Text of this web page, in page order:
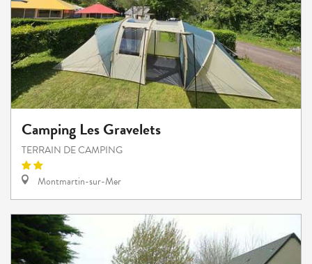
Camping Les Gravelets
TERRAIN DE CAMPING
Montmartin-sur-Mer